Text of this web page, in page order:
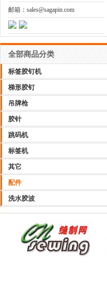
邮箱：sales@sagapin.com
全部商品分类
标签胶钉机
梯形胶钉
吊牌枪
胶针
跳码机
标签机
其它
配件
洗水胶波